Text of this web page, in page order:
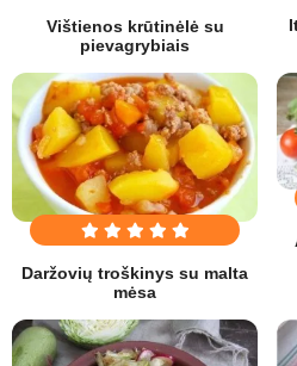
Vištienos krūtinėlė su
pievagrybiais
Daržovių troškinys su malta
mėsa